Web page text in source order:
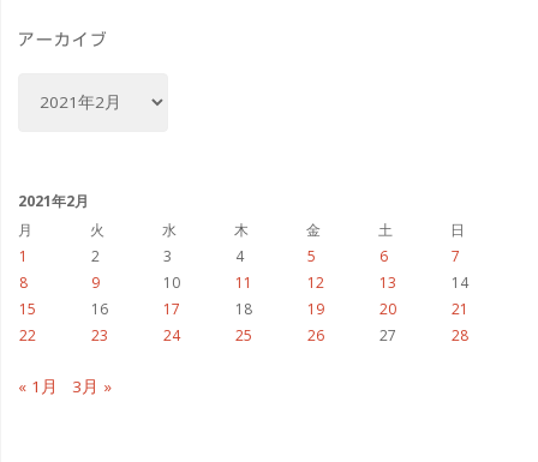
ー
アーカイブ
ブ
2021年2月
月
火 水 木 金 土
日
1
2 3 4 5 6
7
8
9 10 11 12 13
14
15
16 17 18 19 20
21
22
23 24 25 26 27 28
« 1月 3月 »